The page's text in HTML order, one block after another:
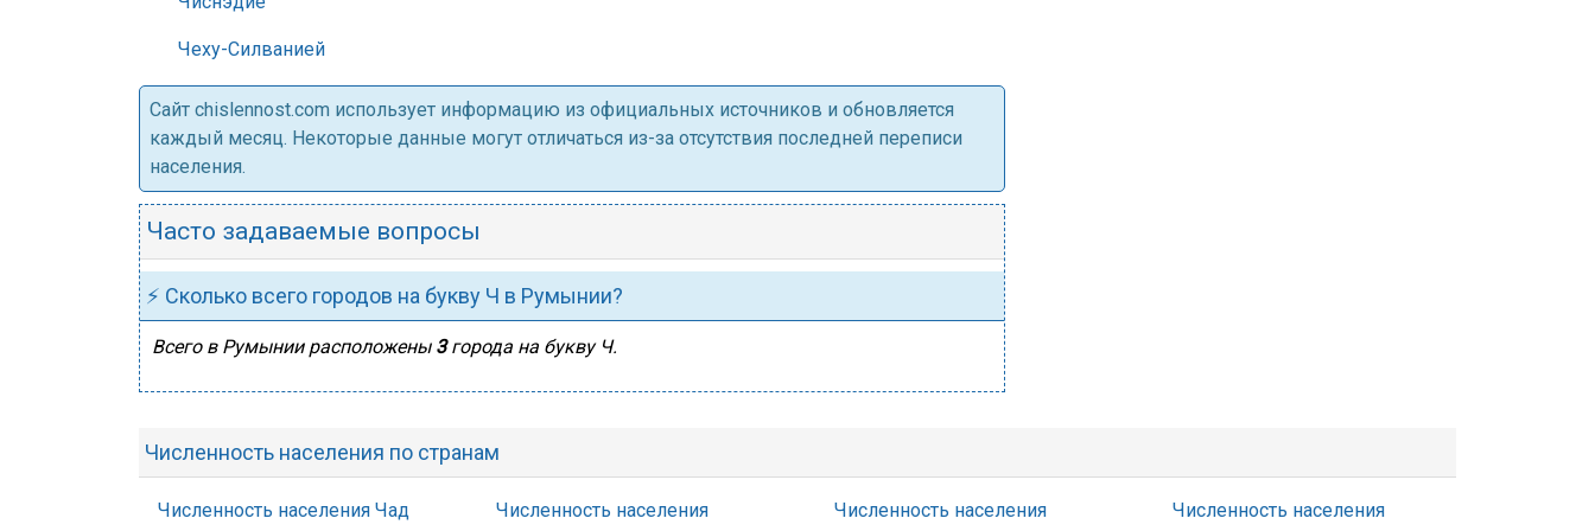
Чеху-Силванией
Cайт chislennost.com использует информацию из официальных источников и обновляется
каждый месяц. Некоторые данные могут отличаться из-за отсутствия последней переписи
населения.
Часто задаваемые вопросы
⚡ Сколько всего городов на букву Ч в Румынии?
Всего в Румынии расположены 3города на букву Ч.
Численность населения по странам
Численность населения Чад
Численность населения
Численность населения
Численность населения